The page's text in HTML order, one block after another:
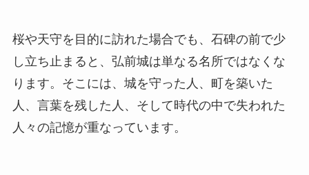
桜や天守を目的に訪れた場合でも、石碑の前で少
し立ち止まると、弘前城は単なる名所ではなくな
ります。そこには、城を守った人、町を築いた
人、言葉を残した人、そして時代の中で失われた
人々の記憶が重なっています。